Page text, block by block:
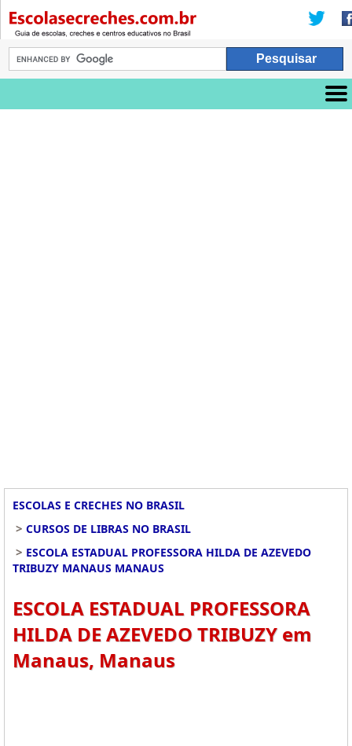
ESCOLAS E CRECHES NO BRASIL
> CURSOS DE LIBRAS NO BRASIL
> ESCOLA ESTADUAL PROFESSORA HILDA DE AZEVEDO
TRIBUZY MANAUS MANAUS
ESCOLA ESTADUAL PROFESSORA
HILDA DE AZEVEDO TRIBUZY em
Manaus, Manaus